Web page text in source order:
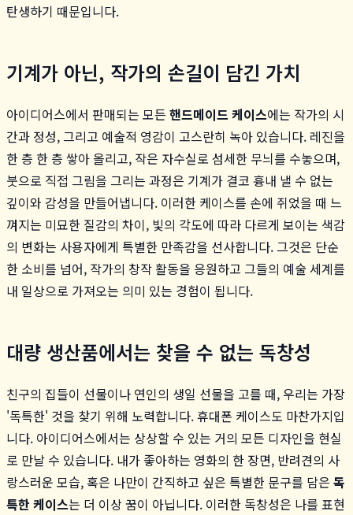
탄생하기 때문입니다.
기계가 아닌, 작가의 손길이 담긴 가치
아이디어스에서 판매되는 모든 핸드메이드 케이스에는 작가의 시
간과 정성, 그리고 예술적 영감이 고스란히 녹아 있습니다. 레진을
한 층 한 층 쌓아 올리고, 작은 자수실로 섬세한 무늬를 수놓으며,
붓으로 직접 그림을 그리는 과정은 기계가 결코 흉내 낼 수 없는
깊이와 감성을 만들어냅니다. 이러한 케이스를 손에 쥐었을 때 느
껴지는 미묘한 질감의 차이, 빛의 각도에 따라 다르게 보이는 색감
의 변화는 사용자에게 특별한 만족감을 선사합니다. 그것은 단순
한 소비를 넘어, 작가의 창작 활동을 응원하고 그들의 예술 세계를
내 일상으로 가져오는 의미 있는 경험이 됩니다.
대량 생산품에서는 찾을 수 없는 독창성
친구의 집들이 선물이나 연인의 생일 선물을 고를 때, 우리는 가장
'독특한' 것을 찾기 위해 노력합니다. 휴대폰 케이스도 마찬가지입
니다. 아이디어스에서는 상상할 수 있는 거의 모든 디자인을 현실
로 만날 수 있습니다. 내가 좋아하는 영화의 한 장면, 반려견의 사
랑스러운 모습, 혹은 나만이 간직하고 싶은 특별한 문구를 담은 독
특한 케이스는 더 이상 꿈이 아닙니다. 이러한 독창성은 나를 표현